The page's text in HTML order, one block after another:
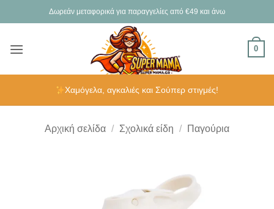
στο
Δωρεάν μεταφορικά για παραγγελίες από €49 και άνω
0
Χαμόγελα, αγκαλιές και Σούπερ στιγμές!
Αρχική σελίδα / Σχολικά είδη / Παγούρια